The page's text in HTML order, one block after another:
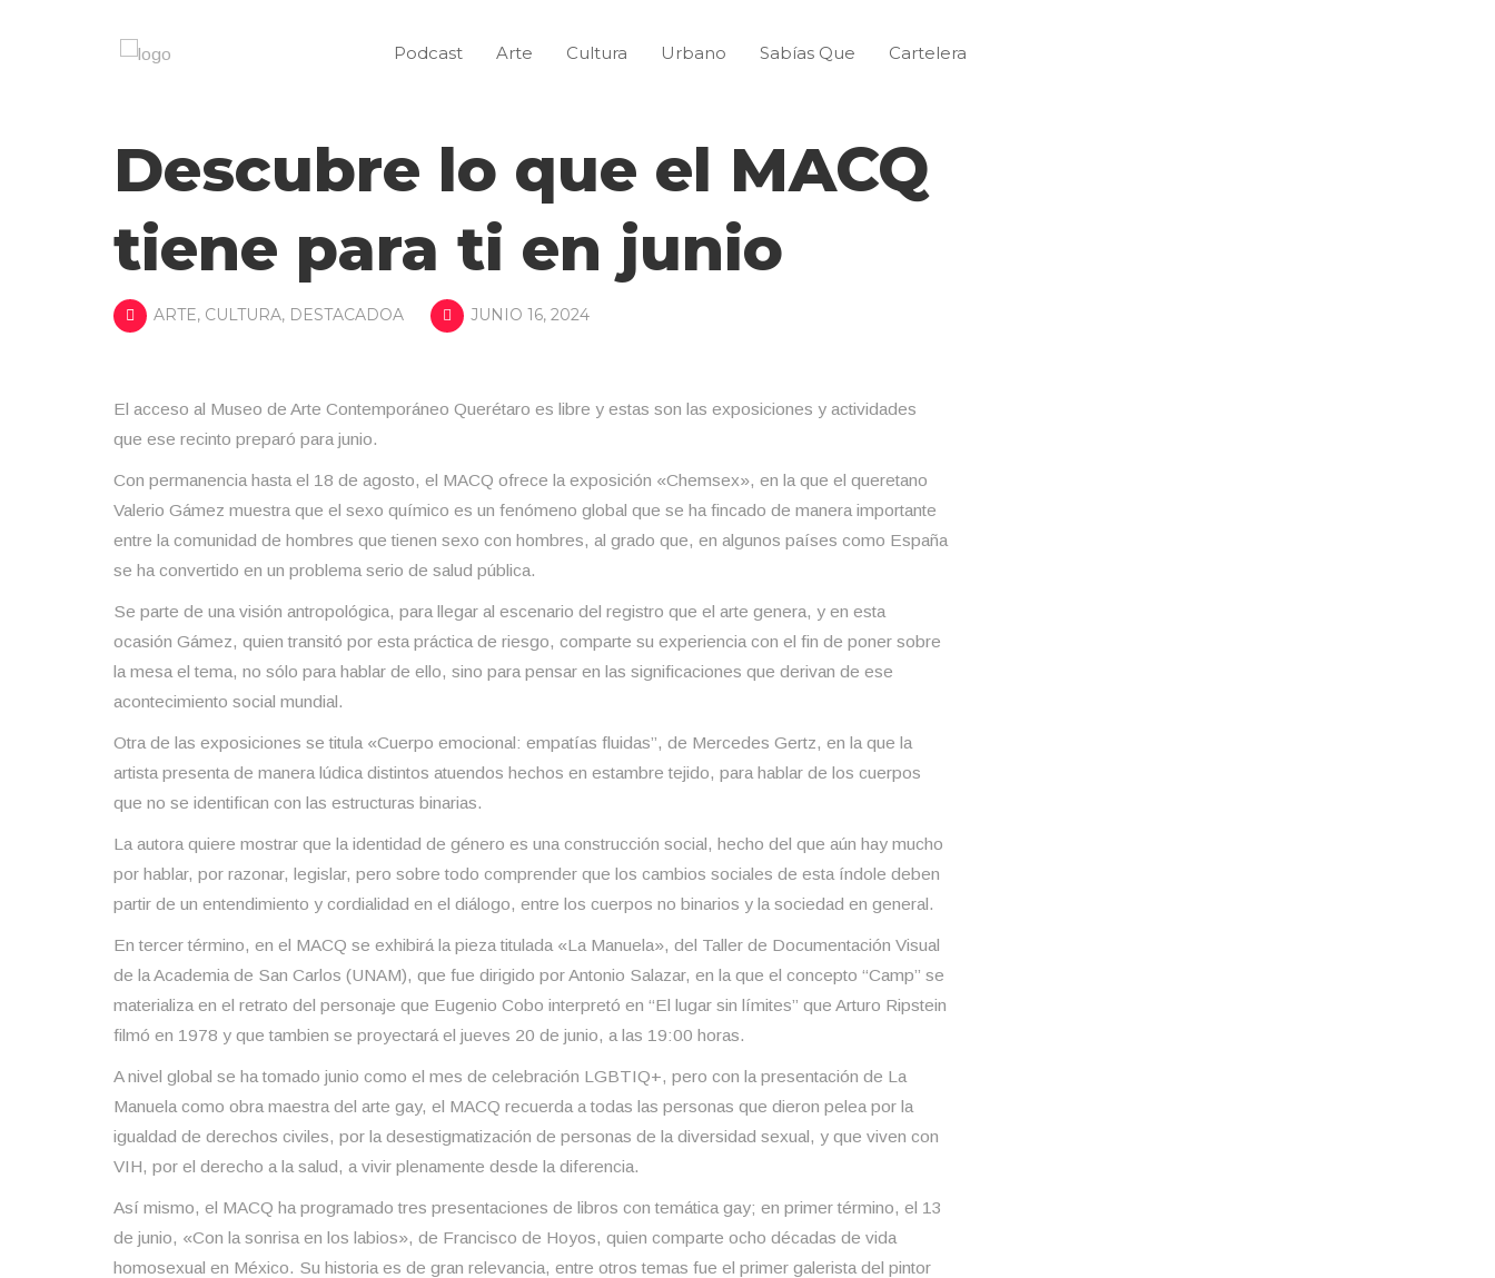
Podcast Arte Cultura Urbano Sabías Que Cartelera
Descubre lo que el MACQ
tiene para ti en junio
ARTE, CULTURA, DESTACADOA JUNIO 16, 2024
El acceso al Museo de Arte Contemporáneo Querétaro es libre y estas son las exposiciones y actividades
que ese recinto preparó para junio.
Con permanencia hasta el 18 de agosto, el MACQ ofrece la exposición «Chemsex», en la que el queretano
Valerio Gámez muestra que el sexo químico es un fenómeno global que se ha fincado de manera importante
entre la comunidad de hombres que tienen sexo con hombres, al grado que, en algunos países como España
se ha convertido en un problema serio de salud pública.
Se parte de una visión antropológica, para llegar al escenario del registro que el arte genera, y en esta
ocasión Gámez, quien transitó por esta práctica de riesgo, comparte su experiencia con el fin de poner sobre
la mesa el tema, no sólo para hablar de ello, sino para pensar en las significaciones que derivan de ese
acontecimiento social mundial.
Otra de las exposiciones se titula «Cuerpo emocional: empatías fluidas”, de Mercedes Gertz, en la que la
artista presenta de manera lúdica distintos atuendos hechos en estambre tejido, para hablar de los cuerpos
que no se identifican con las estructuras binarias.
La autora quiere mostrar que la identidad de género es una construcción social, hecho del que aún hay mucho
por hablar, por razonar, legislar, pero sobre todo comprender que los cambios sociales de esta índole deben
partir de un entendimiento y cordialidad en el diálogo, entre los cuerpos no binarios y la sociedad en general.
En tercer término, en el MACQ se exhibirá la pieza titulada «La Manuela», del Taller de Documentación Visual
de la Academia de San Carlos (UNAM), que fue dirigido por Antonio Salazar, en la que el concepto “Camp” se
materializa en el retrato del personaje que Eugenio Cobo interpretó en “El lugar sin límites” que Arturo Ripstein
filmó en 1978 y que tambien se proyectará el jueves 20 de junio, a las 19:00 horas.
A nivel global se ha tomado junio como el mes de celebración LGBTIQ+, pero con la presentación de La
Manuela como obra maestra del arte gay, el MACQ recuerda a todas las personas que dieron pelea por la
igualdad de derechos civiles, por la desestigmatización de personas de la diversidad sexual, y que viven con
VIH, por el derecho a la salud, a vivir plenamente desde la diferencia.
Así mismo, el MACQ ha programado tres presentaciones de libros con temática gay; en primer término, el 13
de junio, «Con la sonrisa en los labios», de Francisco de Hoyos, quien comparte ocho décadas de vida
homosexual en México. Su historia es de gran relevancia, entre otros temas fue el primer galerista del pintor